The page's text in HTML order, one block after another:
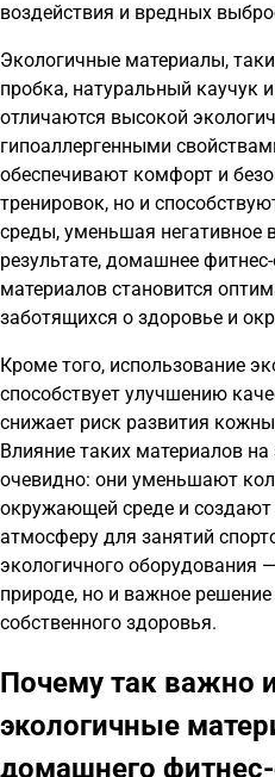
воздействия и вредных
Экологичные материалы,
пробка, натуральный каучук
отличаются высокой
гипоаллергенными
обеспечивают комфорт и
тренировок, но и
среды, уменьшая негативное
результате, домашнее
материалов становится
заботящихся о здоровье и
Кроме того, использование
способствует улучшению
снижает риск развития
Влияние таких материалов
очевидно: они уменьшают
окружающей среде и создают
атмосферу для занятий
экологичного оборудования
природе, но и важное
собственного здоровья.
Почему так важно
экологичные
домашнего